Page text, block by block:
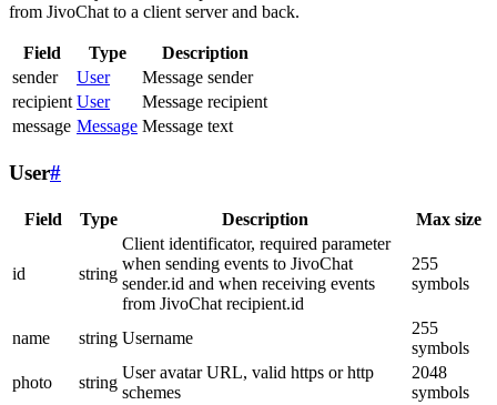
from JivoChat to a client server and back.
Field Type
Description
sender
User
Message sender
recipient User
Message recipient
message Message Message text
User#
Field Type Description Max size
id string
Client identificator, required parameter
when sending events to JivoChat
sender.id and when receiving events
from JivoChat recipient.id
255
symbols
name string Username
255
symbols
photo
string
User avatar URL, valid https or http
schemes
2048
symbols